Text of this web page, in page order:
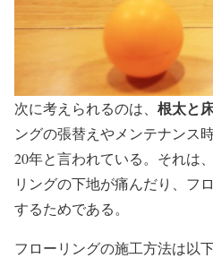
次に考えられるのは、 根太と
ングの張替えやメンテナンス
20年と言われている。それは
リングの下地が痛んだり、フ
するためである。
フローリングの施工方法は以